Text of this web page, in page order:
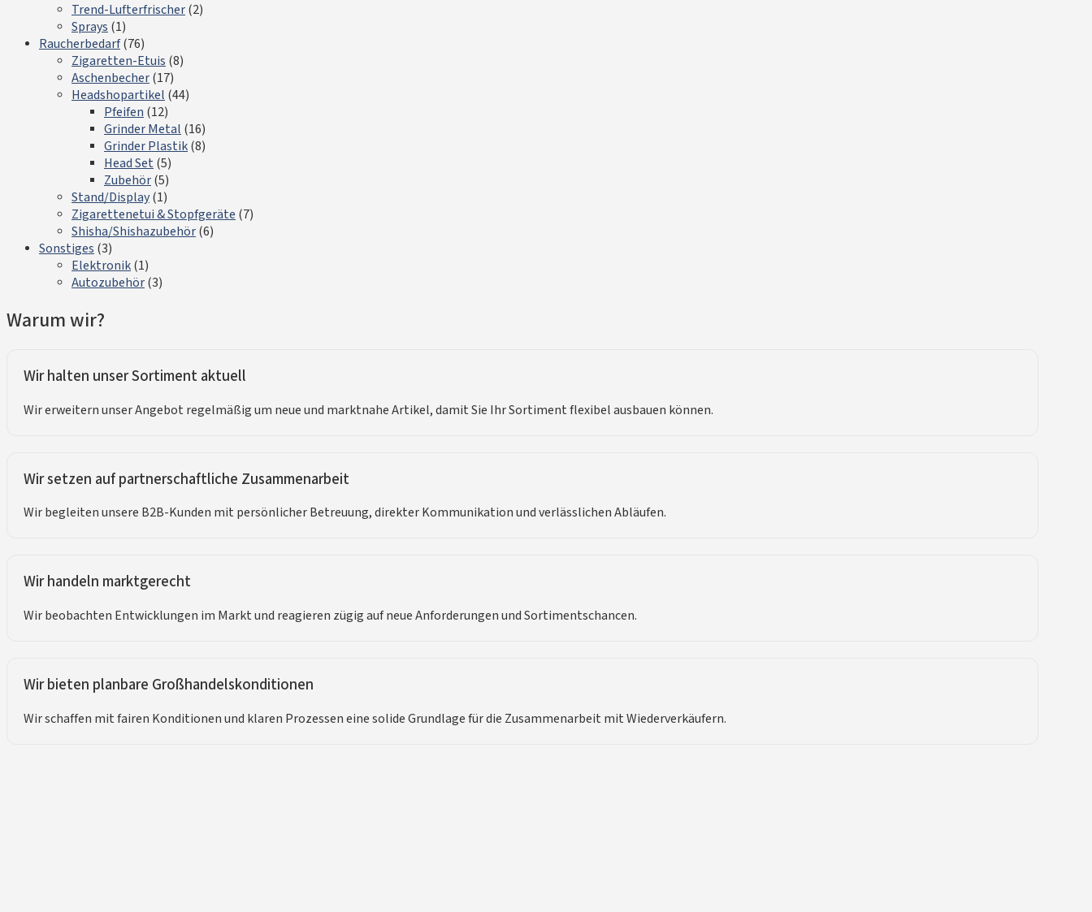
Trend-Lufterfrischer(2)
Sprays (1)
Raucherbedarf(76)
Zigaretten-Etuis (8)
Aschenbecher(17)
Headshopartikel (44)
Pfeifen (12)
Grinder Metal (16)
Grinder Plastik(8)
Head Set(5)
Zubehör(5)
Stand/Display(1)
Zigarettenetui & Stopfgeräte (7)
Shisha/Shishazubehör(6)
Sonstiges (3)
Elektronik(1)
Autozubehör(3)
Warum wir?
Wir halten unser Sortiment aktuell
Wir erweitern unser Angebot regelmäßig um neue und marktnahe Artikel, damit Sie Ihr Sortiment flexibel ausbauen können.
Wir setzen auf partnerschaftliche Zusammenarbeit
Wir begleiten unsere B2B-Kunden mit persönlicher Betreuung, direkter Kommunikation und verlässlichen Abläufen.
Wir handeln marktgerecht
Wir beobachten Entwicklungen im Markt und reagieren zügig auf neue Anforderungen und Sortimentschancen.
Wir bieten planbare Großhandelskonditionen
Wir schaffen mit fairen Konditionen und klaren Prozessen eine solide Grundlage für die Zusammenarbeit mit Wiederverkäufern.